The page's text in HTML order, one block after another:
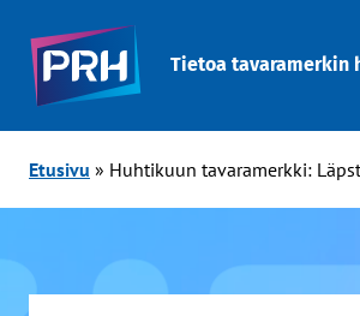
Tietoa tavaramerkin
Etusivu » Huhtikuun tavaramerkki: